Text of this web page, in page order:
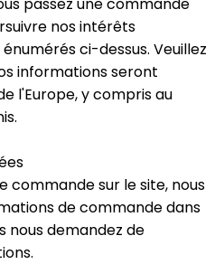
nos intérêts
ci-dessus. Veuillez
informations seront
l'Europe, y compris au
commande sur le site, nous
de commande dans
nous demandez de